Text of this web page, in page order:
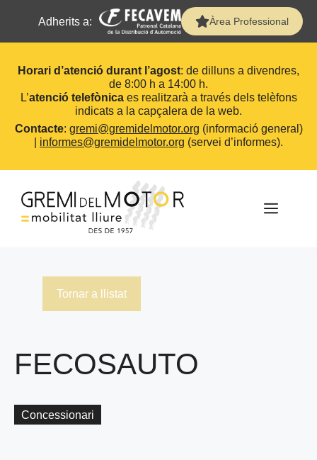
Adherits a: Àrea Professional
Horari d’atenció durant l’agost: de dilluns a divendres,
de 8:00 h a 14:00 h.
L’atenció telefònicaes realitzarà a través dels telèfons
indicats a la capçalera de la web.
Contacte: gremi@gremidelmotor.org (informació general)
informes@gremidelmotor.org (servei d’informes).
contingut
Tornar a llistat
FECOSAUTO
Concessionari